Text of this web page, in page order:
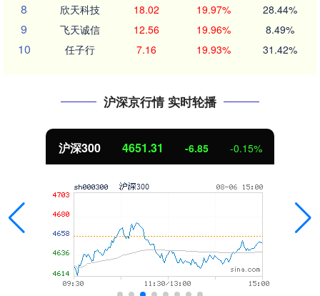
8 欣天科技 18.02 19.97% 28.44%
9 飞天诚信 12.56 19.96% 8.49%
10 任子行 7.16 19.93% 31.42%
沪深京行情 实时轮播
沪深300 4651.31 -6.85 -0.15%